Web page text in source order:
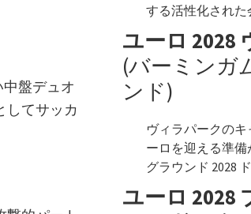
盤デュオ
してサッカ
する活性化された
ユーロ 2028
(バーミンガ
ンド)
ヴィラパークのキ
ーロを迎える準
グラウンド 2028
ユーロ 2028